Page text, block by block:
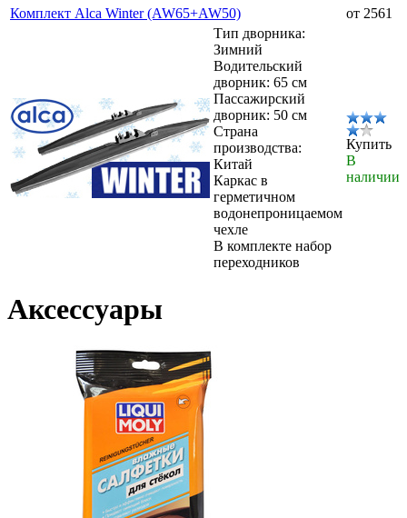
Комплект Alca Winter (AW65+AW50)
от 2561
Тип дворника:
Зимний
Водительский
дворник: 65 см
Пассажирский
дворник: 50 см
Страна
производства:
Китай
Каркас в
герметичном
водонепроницаемом
чехле
В комплекте набор
переходников
Купить
В
наличии
Аксессуары